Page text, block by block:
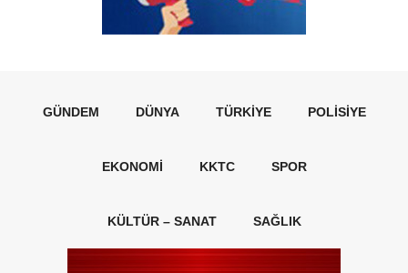
GÜNDEM DÜNYA TÜRKIYE POLISIYE
EKONOMI KKTC SPOR
KÜLTÜR – SANAT SAĞLIK